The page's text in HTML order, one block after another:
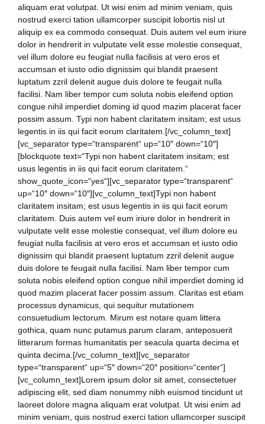
aliquam erat volutpat. Ut wisi enim ad minim veniam, quis
nostrud exerci tation ullamcorper suscipit lobortis nisl ut
aliquip ex ea commodo consequat. Duis autem vel eum iriure
dolor in hendrerit in vulputate velit esse molestie consequat,
vel illum dolore eu feugiat nulla facilisis at vero eros et
accumsan et iusto odio dignissim qui blandit praesent
luptatum zzril delenit augue duis dolore te feugait nulla
facilisi. Nam liber tempor cum soluta nobis eleifend option
congue nihil imperdiet doming id quod mazim placerat facer
possim assum. Typi non habent claritatem insitam; est usus
legentis in iis qui facit eorum claritatem.[/vc_column_text]
[vc_separator type=“transparent“ up=“10″ down=“10″]
[blockquote text=“Typi non habent claritatem insitam; est
usus legentis in iis qui facit eorum claritatem.“
show_quote_icon=“yes“][vc_separator type=“transparent“
up=“10″ down=“10″][vc_column_text]Typi non habent
claritatem insitam; est usus legentis in iis qui facit eorum
claritatem. Duis autem vel eum iriure dolor in hendrerit in
vulputate velit esse molestie consequat, vel illum dolore eu
feugiat nulla facilisis at vero eros et accumsan et iusto odio
dignissim qui blandit praesent luptatum zzril delenit augue
duis dolore te feugait nulla facilisi. Nam liber tempor cum
soluta nobis eleifend option congue nihil imperdiet doming id
quod mazim placerat facer possim assum. Claritas est etiam
processus dynamicus, qui sequitur mutationem
consuetudium lectorum. Mirum est notare quam littera
gothica, quam nunc putamus parum claram, anteposuerit
litterarum formas humanitatis per seacula quarta decima et
quinta decima.[/vc_column_text][vc_separator
type=“transparent“ up=“5″ down=“20″ position=“center“]
[vc_column_text]Lorem ipsum dolor sit amet, consectetuer
adipiscing elit, sed diam nonummy nibh euismod tincidunt ut
laoreet dolore magna aliquam erat volutpat. Ut wisi enim ad
minim veniam, quis nostrud exerci tation ullamcorper suscipit